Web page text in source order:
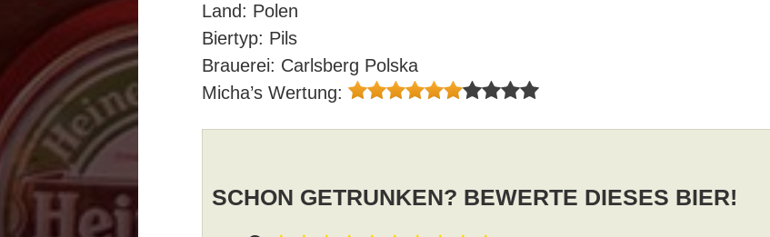
Land: Polen
Biertyp: Pils
Brauerei: Carlsberg Polska
Micha’s Wertung:
SCHON GETRUNKEN? BEWERTE DIESES BIER!